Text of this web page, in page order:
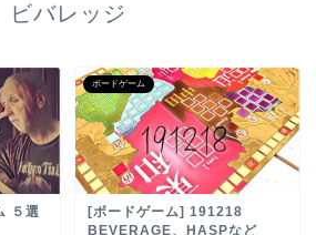
ビバレッジ
５選
ボードゲーム
[ボードゲーム] 191218
BEVERAGE、HASPなど